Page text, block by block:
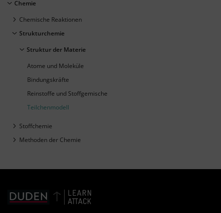
Chemie
Chemische Reaktionen
Strukturchemie
Struktur der Materie
Atome und Moleküle
Bindungskräfte
Reinstoffe und Stoffgemische
Teilchenmodell
Stoffchemie
Methoden der Chemie